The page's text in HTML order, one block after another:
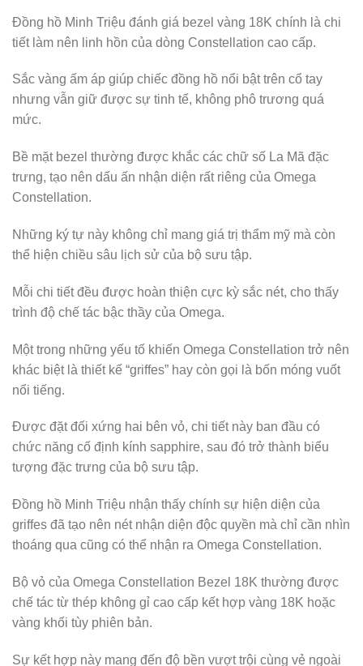
Đồng hồ Minh Triệu đánh giá bezel vàng 18K chính là chi
tiết làm nên linh hồn của dòng Constellation cao cấp.
Sắc vàng ấm áp giúp chiếc đồng hồ nổi bật trên cổ tay
nhưng vẫn giữ được sự tinh tế, không phô trương quá
mức.
Bề mặt bezel thường được khắc các chữ số La Mã đặc
trưng, tạo nên dấu ấn nhận diện rất riêng của Omega
Constellation.
Những ký tự này không chỉ mang giá trị thẩm mỹ mà còn
thể hiện chiều sâu lịch sử của bộ sưu tập.
Mỗi chi tiết đều được hoàn thiện cực kỳ sắc nét, cho thấy
trình độ chế tác bậc thầy của Omega.
Một trong những yếu tố khiến Omega Constellation trở nên
khác biệt là thiết kế “griffes” hay còn gọi là bốn móng vuốt
nổi tiếng.
Được đặt đối xứng hai bên vỏ, chi tiết này ban đầu có
chức năng cố định kính sapphire, sau đó trở thành biểu
tượng đặc trưng của bộ sưu tập.
Đồng hồ Minh Triệu nhận thấy chính sự hiện diện của
griffes đã tạo nên nét nhận diện độc quyền mà chỉ cần nhìn
thoáng qua cũng có thể nhận ra Omega Constellation.
Bộ vỏ của Omega Constellation Bezel 18K thường được
chế tác từ thép không gỉ cao cấp kết hợp vàng 18K hoặc
vàng khối tùy phiên bản.
Sự kết hợp này mang đến độ bền vượt trội cùng vẻ ngoài